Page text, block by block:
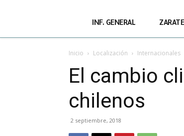
INF. GENERAL ZARATE
Inicio Localización Internacionales
El cambio
chilenos
2 septiembre, 2018